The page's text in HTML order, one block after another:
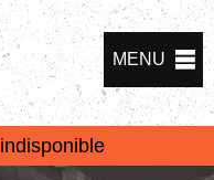
MENU
indisponible